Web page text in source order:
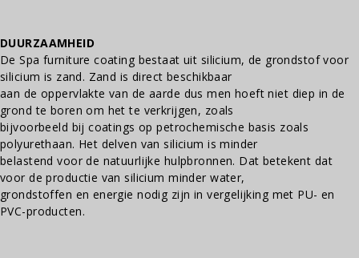
DUURZAAMHEID
De Spa furniture coating bestaat uit silicium, de grondstof voor
silicium is zand. Zand is direct beschikbaar
aan de oppervlakte van de aarde dus men hoeft niet diep in de
grond te boren om het te verkrijgen, zoals
bijvoorbeeld bij coatings op petrochemische basis zoals
polyurethaan. Het delven van silicium is minder
belastend voor de natuurlijke hulpbronnen. Dat betekent dat
voor de productie van silicium minder water,
grondstoffen en energie nodig zijn in vergelijking met PU- en
PVC-producten.